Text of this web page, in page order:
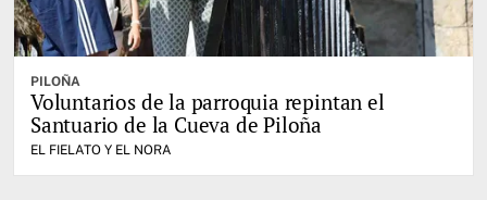
PILOÑA
Voluntarios de la parroquia repintan el
Santuario de la Cueva de Piloña
EL FIELATO Y EL NORA